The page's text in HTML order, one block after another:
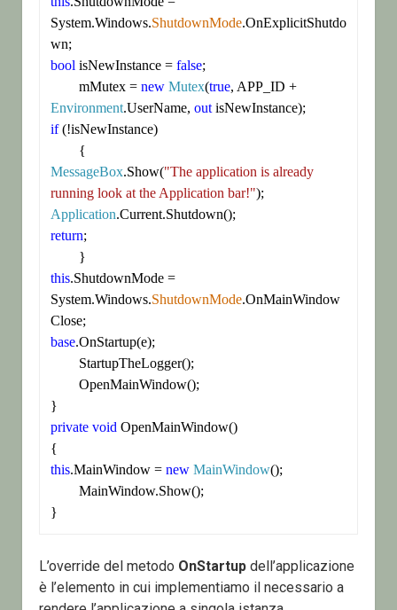
System.Windows.ShutdownMode.OnExplicitShutdo
wn;
bool isNewInstance = false;
	mMutex =
new Mutex(true
, APP_ID +
Environment.UserName, out
isNewInstance);
if (!isNewInstance)
MessageBox.Show("The application is already
running look at the Application bar!" );
Application
.Current.Shutdown();
return;
this.ShutdownMode =
System.Windows.ShutdownMode.OnMainWindow
Close;
base.OnStartup(e);
private void OpenMainWindow()
this.MainWindow = new MainWindow();
L’override del metodo OnStartupdell’applicazione
è l’elemento in cui implementiamo il necessario a